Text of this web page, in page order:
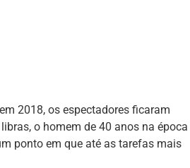
2018, os espectadores ficaram
o homem de 40 anos na época
ponto em que até as tarefas mais